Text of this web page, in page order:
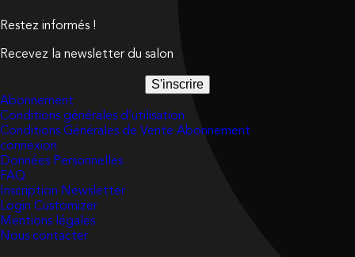
Restez informés !
Recevez la newsletter du salon
S'inscrire
Abonnement
Conditions générales d’utilisation
Conditions Générales de Vente Abonnement
connexion
Données Personnelles
FAQ
Inscription Newsletter
Login Customizer
Mentions légales
Nous contacter